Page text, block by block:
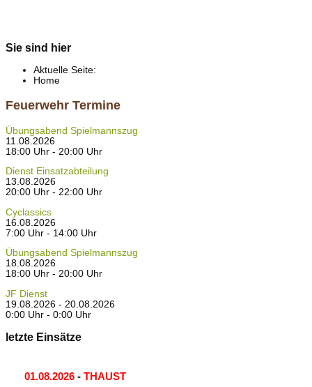
Sie sind hier
Aktuelle Seite:
Home
Feuerwehr Termine
Übungsabend Spielmannszug
11.08.2026
18:00 Uhr - 20:00 Uhr
Dienst Einsatzabteilung
13.08.2026
20:00 Uhr - 22:00 Uhr
Cyclassics
16.08.2026
7:00 Uhr - 14:00 Uhr
Übungsabend Spielmannszug
18.08.2026
18:00 Uhr - 20:00 Uhr
JF Dienst
19.08.2026 - 20.08.2026
0:00 Uhr - 0:00 Uhr
letzte Einsätze
01.08.2026 - THAUST